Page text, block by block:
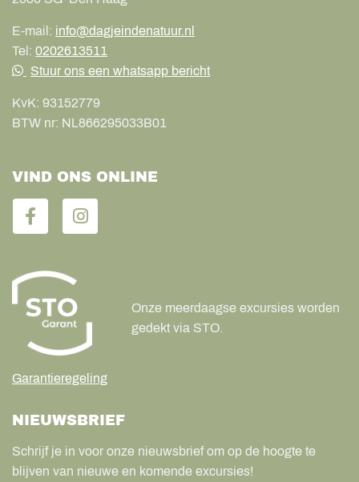
E-mail: info@dagjeindenatuur.nl
Tel: 0202613511
Stuur ons een whatsapp bericht
KvK: 93152779
BTW nr: NL866295033B01
VIND ONS ONLINE
Garantieregeling
Onze meerdaagse excursies worden
gedekt via STO.
NIEUWSBRIEF
Schrijf je in voor onze nieuwsbrief om op de hoogte te
blijven van nieuwe en komende excursies!